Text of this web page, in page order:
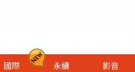
國際 永續 影音